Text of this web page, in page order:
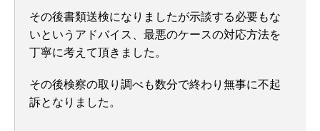
その後書類送検になりましたが示談する必要もな
いというアドバイス、最悪のケースの対応方法を
丁寧に考えて頂きました。
その後検察の取り調べも数分で終わり無事に不起
訴となりました。